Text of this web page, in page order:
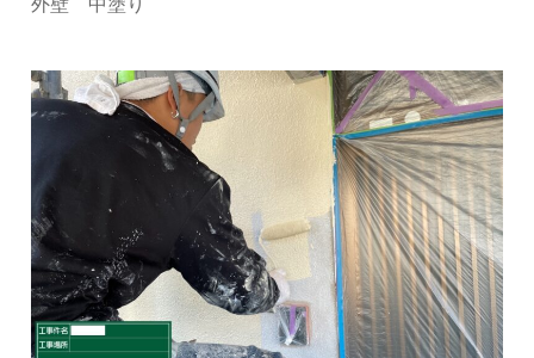
外壁 中塗り